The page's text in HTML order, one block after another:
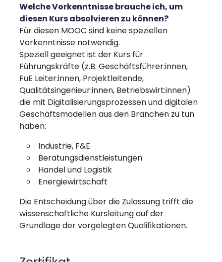
Welche Vorkenntnisse brauche ich, um
diesen Kurs absolvieren zu können?
Für diesen MOOC sind keine speziellen
Vorkenntnisse notwendig.
Speziell geeignet ist der Kurs für
Führungskräfte (z.B. Geschäftsführer:innen,
FuE Leiter:innen, Projektleitende,
Qualitätsingenieur:innen, Betriebswirt:innen)
die mit Digitalisierungsprozessen und digitalen
Geschäftsmodellen aus den Branchen zu tun
haben:
Industrie, F&E
Beratungsdienstleistungen
Handel und Logistik
Energiewirtschaft
Die Entscheidung über die Zulassung trifft die
wissenschaftliche Kursleitung auf der
Grundlage der vorgelegten Qualifikationen.